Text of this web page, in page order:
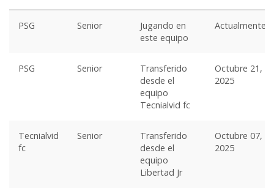
PSG Senior
Jugando en
este equipo
Actualmente
PSG Senior
Transferido
desde el
equipo
Tecnialvid fc
Octubre 21,
2025
Tecnialvid
fc
Senior
Transferido
desde el
equipo
Libertad Jr
Octubre 07,
2025